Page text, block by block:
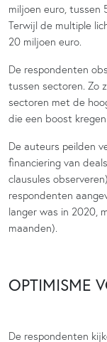
miljoen euro, tussen
Terwijl de multiple
20 miljoen euro.
De respondenten
tussen sectoren. Zo
sectoren met de
die een boost
De auteurs peilden
financiering van
clausules
respondenten
langer was in 2020,
maanden).
OPTIMISME
De respondenten